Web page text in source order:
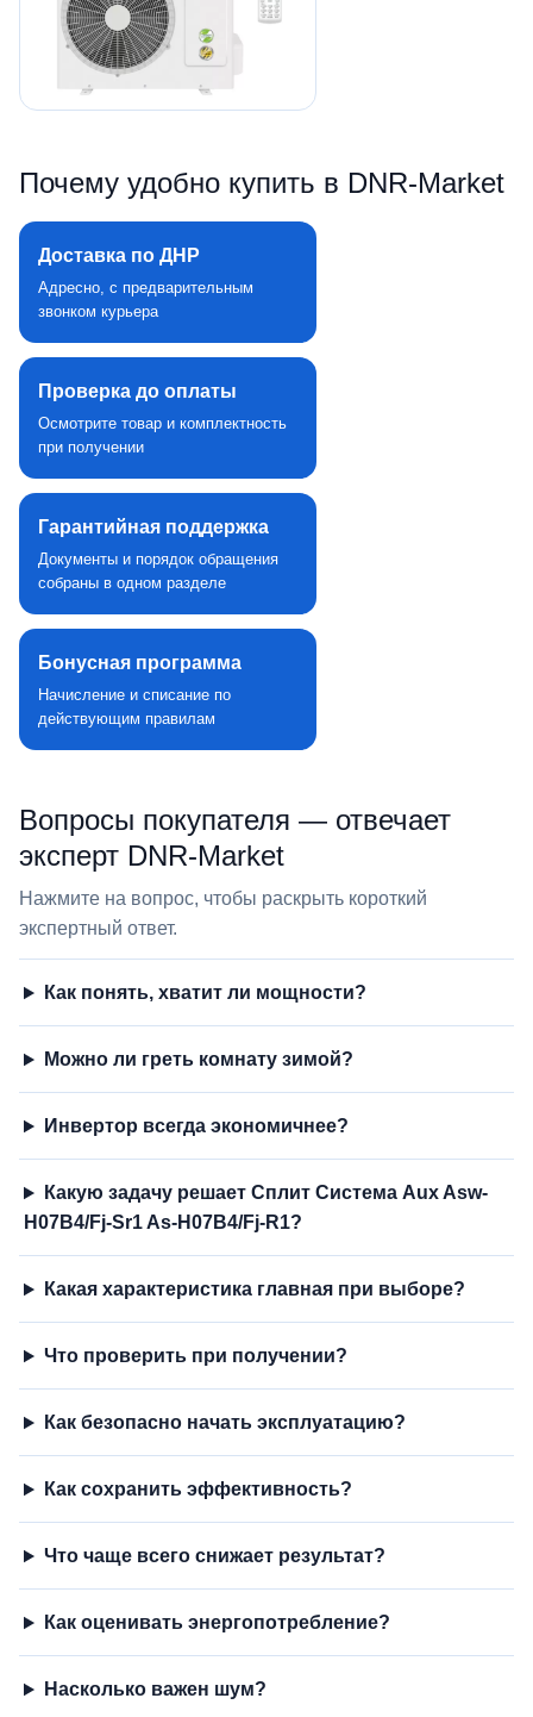
Почему удобно купить в DNR‑Market
Доставка по ДНР
Адресно, с предварительным
звонком курьера
Проверка до оплаты
Осмотрите товар и комплектность
при получении
Гарантийная поддержка
Документы и порядок обращения
собраны в одном разделе
Бонусная программа
Начисление и списание по
действующим правилам
Вопросы покупателя — отвечает
эксперт DNR‑Market
Нажмите на вопрос, чтобы раскрыть короткий
экспертный ответ.
Как понять, хватит ли мощности?
Можно ли греть комнату зимой?
Инвертор всегда экономичнее?
Какую задачу решает Сплит Система Aux Asw-
H07B4/Fj-Sr1 As-H07B4/Fj-R1?
Какая характеристика главная при выборе?
Что проверить при получении?
Как безопасно начать эксплуатацию?
Как сохранить эффективность?
Что чаще всего снижает результат?
Как оценивать энергопотребление?
Насколько важен шум?